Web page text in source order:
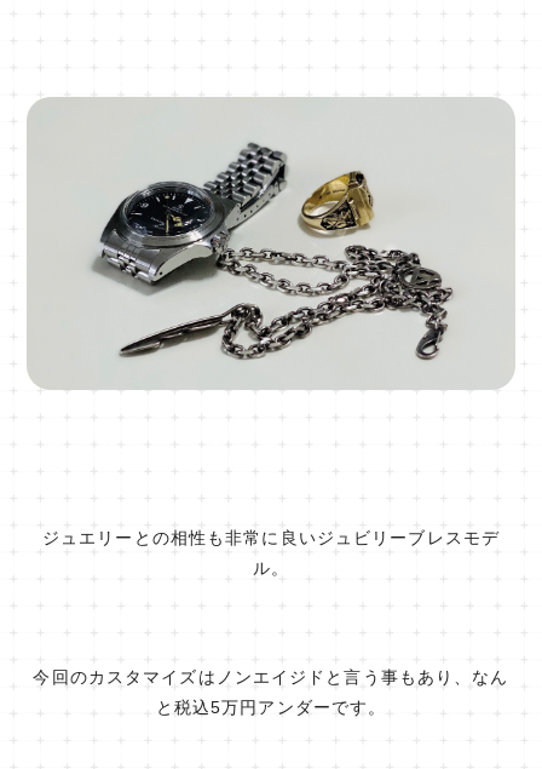
ジュエリーとの相性も非常に良いジュビリーブレスモデ
ル。
今回のカスタマイズはノンエイジドと言う事もあり、なん
と税込5万円アンダーです。